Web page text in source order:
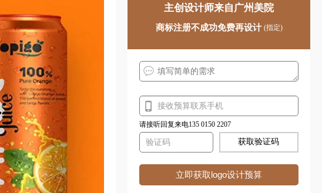
主创设计师来自广州美院
商标注册不成功免费再设计 (指定)
请接听回复来电135 0150 2207
获取验证码
立即获取logo设计预算